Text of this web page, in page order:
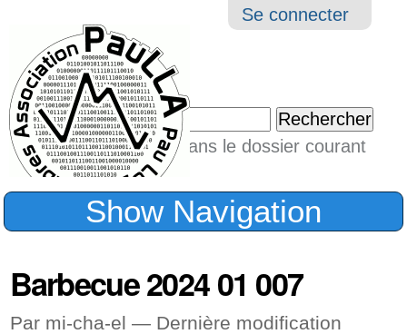
Outils
Se connecter
Chercher par
Seulement dans le dossier courant
Recherche
Show Navigation
Barbecue 2024 01 007
Par mi-cha-el — Dernière modification